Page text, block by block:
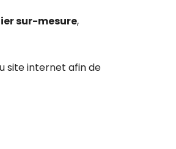
sur-mesure,
site internet afin de